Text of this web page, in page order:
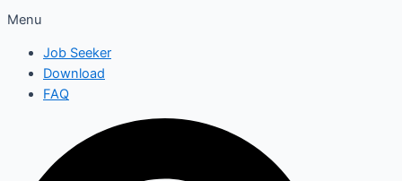
Menu
Job Seeker
Download
FAQ